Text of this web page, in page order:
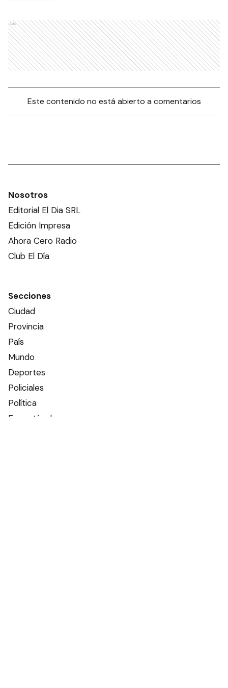
Ads
Este contenido no está abierto a comentarios
Nosotros
Editorial El Dia SRL
Edición Impresa
Ahora Cero Radio
Club El Día
Secciones
Ciudad
Provincia
País
Mundo
Deportes
Policiales
Política
Espectáculos